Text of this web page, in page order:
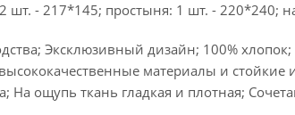
шт. - 217*145; простыня: 1 шт. - 220*240;
Эксклюзивный дизайн; 100%
материалы и
На ощупь ткань гладкая и плотная;